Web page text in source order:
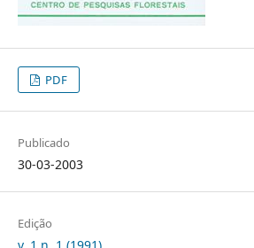
PDF
Publicado
30-03-2003
Edição